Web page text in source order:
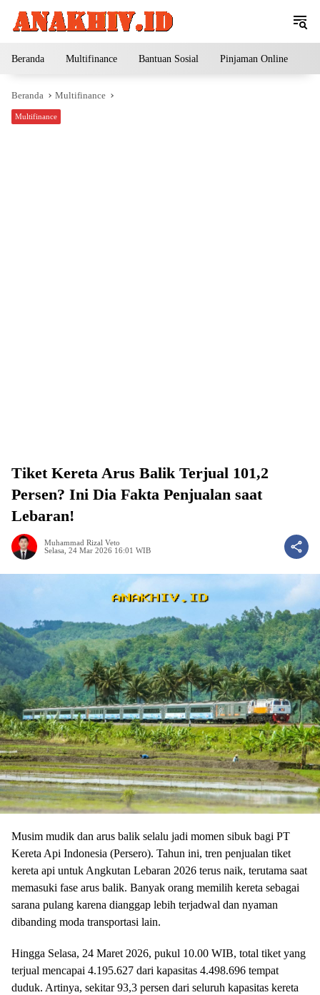
Beranda Multifinance Bantuan Sosial Pinjaman Online
Beranda Multifinance
Multifinance
Tiket Kereta Arus Balik Terjual 101,2
Persen? Ini Dia Fakta Penjualan saat
Lebaran!
Muhammad Rizal Veto
Selasa, 24 Mar 2026 16:01 WIB
Musim mudik dan arus balik selalu jadi momen sibuk bagi PT
Kereta Api Indonesia (Persero). Tahun ini, tren penjualan tiket
kereta api untuk Angkutan Lebaran 2026 terus naik, terutama saat
memasuki fase arus balik. Banyak orang memilih kereta sebagai
sarana pulang karena dianggap lebih terjadwal dan nyaman
dibanding moda transportasi lain.
Hingga Selasa, 24 Maret 2026, pukul 10.00 WIB, total tiket yang
terjual mencapai 4.195.627 dari kapasitas 4.498.696 tempat
duduk. Artinya, sekitar 93,3 persen dari seluruh kapasitas kereta